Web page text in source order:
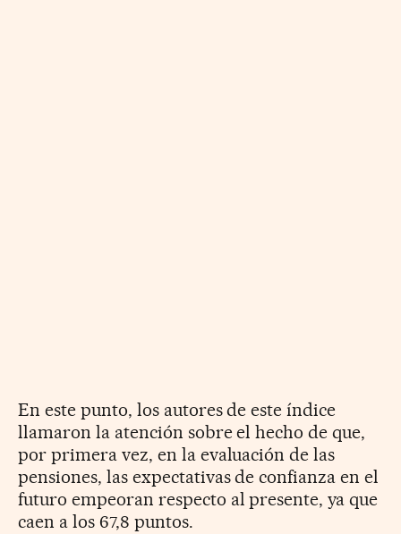
En este punto, los autores de este índice
llamaron la atención sobre el hecho de que,
por primera vez, en la evaluación de las
pensiones, las expectativas de confianza en el
futuro empeoran respecto al presente, ya que
caen a los 67,8 puntos.